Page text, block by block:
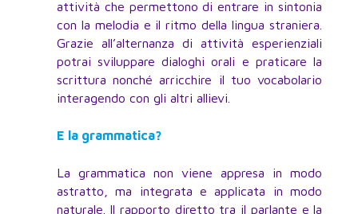
attività che permettono di entrare in sintonia
con la melodia e il ritmo della lingua straniera.
Grazie all’alternanza di attività esperienziali
potrai sviluppare dialoghi orali e praticare la
scrittura nonché arricchire il tuo vocabolario
interagendo con gli altri allievi.
E la grammatica?
La grammatica non viene appresa in modo
astratto, ma integrata e applicata in modo
naturale. Il rapporto diretto tra il parlante e la